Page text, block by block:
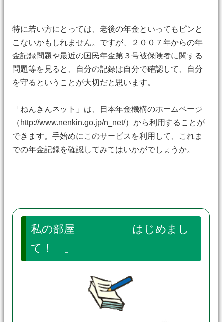
特に若い方にとっては、老後の年金といってもピンと
こないかもしれません。ですが、２００７年からの年
金記録問題や最近の国民年金第３号被保険者に関する
問題等を見ると、自分の記録は自分で確認して、自分
を守るということが大切だと思います。
「ねんきんネット」は、日本年金機構のホームページ
（http://www.nenkin.go.jp/n_net/）から利用することが
できます。手始めにこのサービスを利用して、これま
での年金記録を確認してみてはいかがでしょうか。
私の部屋 「 はじめまし
て！ 」